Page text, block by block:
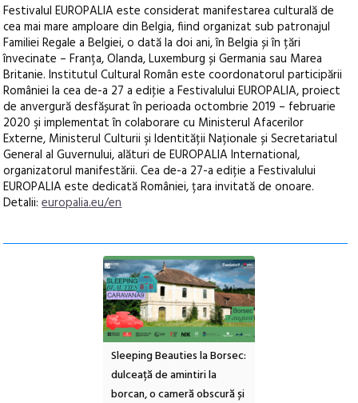
Festivalul EUROPALIA este considerat manifestarea culturală de
cea mai mare amploare din Belgia, fiind organizat sub patronajul
Familiei Regale a Belgiei, o dată la doi ani, în Belgia și în țări
învecinate – Franța, Olanda, Luxemburg și Germania sau Marea
Britanie. Institutul Cultural Român este coordonatorul participării
României la cea de-a 27 a ediţie a Festivalului EUROPALIA, proiect
de anvergură desfășurat în perioada octombrie 2019 – februarie
2020 şi implementat în colaborare cu Ministerul Afacerilor
Externe, Ministerul Culturii şi Identității Naționale și Secretariatul
General al Guvernului, alături de EUROPALIA International,
organizatorul manifestării. Cea de-a 27-a ediție a Festivalului
EUROPALIA este dedicată României, țara invitată de onoare.
Detalii:europalia.eu/en
Festivalul Strada
Armenească #10: concerte,
ateliere și întâlniri în Grădina